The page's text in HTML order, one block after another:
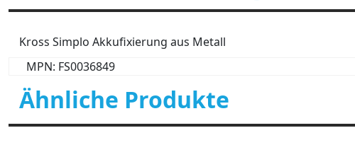
Kross Simplo Akkufixierung aus Metall
MPN: FS0036849
Ähnliche Produkte